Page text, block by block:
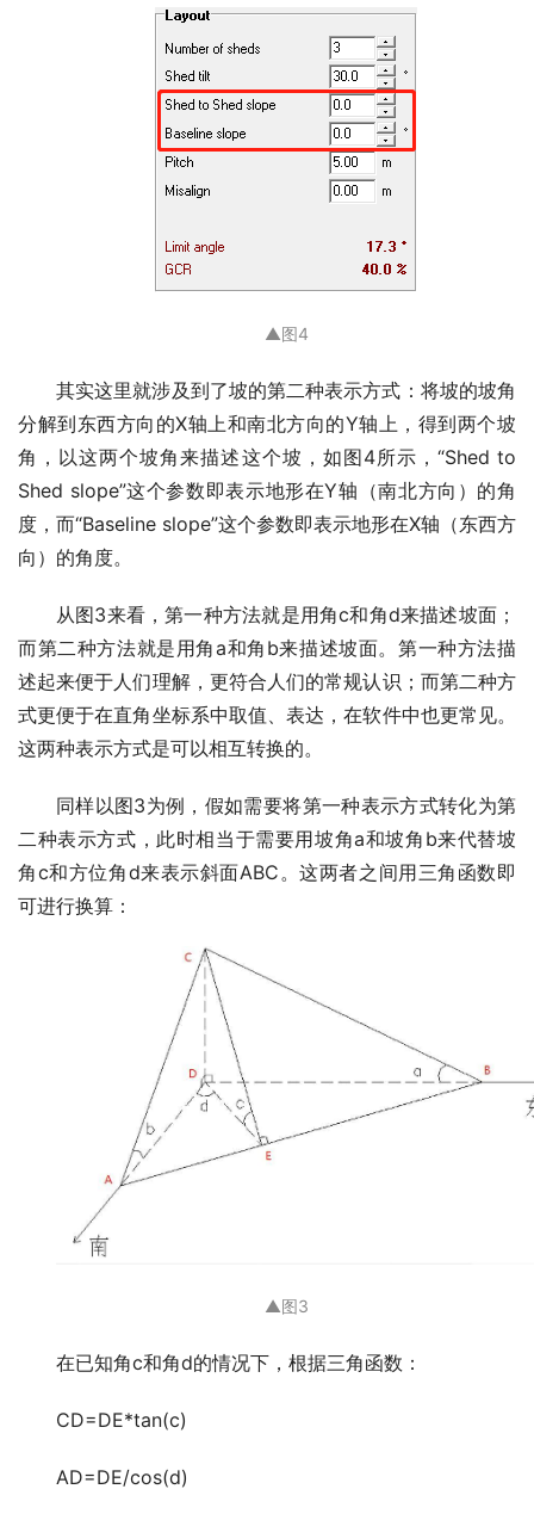
▲图4
其实这里就涉及到了坡的第二种表示方式：将坡的坡角
分解到东西方向的X轴上和南北方向的Y轴上，得到两个坡
角，以这两个坡角来描述这个坡，如图4所示，“Shed to
Shed slope”这个参数即表示地形在Y轴（南北方向）的角
度，而“Baseline slope”这个参数即表示地形在X轴（东西方
向）的角度。
从图3来看，第一种方法就是用角c和角d来描述坡面；
而第二种方法就是用角a和角b来描述坡面。第一种方法描
述起来便于人们理解，更符合人们的常规认识；而第二种方
式更便于在直角坐标系中取值、表达，在软件中也更常见。
这两种表示方式是可以相互转换的。
同样以图3为例，假如需要将第一种表示方式转化为第
二种表示方式，此时相当于需要用坡角a和坡角b来代替坡
角c和方位角d来表示斜面ABC。这两者之间用三角函数即
可进行换算：
▲图3
在已知角c和角d的情况下，根据三角函数：
CD=DE*tan(c)
AD=DE/cos(d)